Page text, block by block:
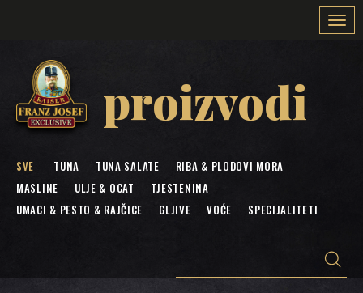
proizvodi
SVE TUNA TUNA SALATE
RIBA & PLODOVI MORA
MASLINE
ULJE & OCAT
TJESTENINA
UMACI & PESTO & RAJČICE
GLJIVE VOĆE SPECIJALITETI